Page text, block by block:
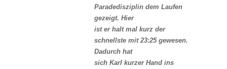
Paradedisziplin dem Laufen
gezeigt. Hier
ist er halt mal kurz der
schnellste mit 23:25 gewesen.
Dadurch hat
sich Karl kurzer Hand ins